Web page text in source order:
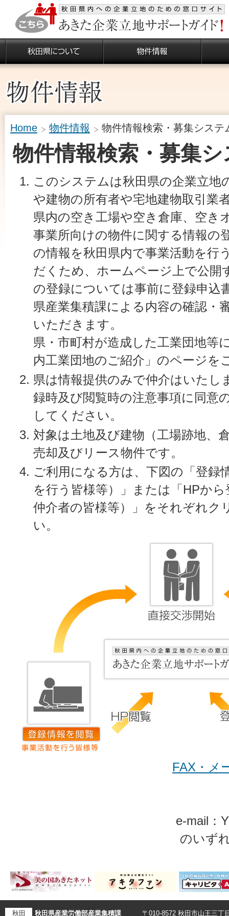
Home 物件情報 物件情報検索・募集システ
物件情報検索・募集
このシステムは秋田県の企業立地
や建物の所有者や宅地建物取引業
県内の空き工場や空き倉庫、空き
事業所向けの物件に関する情報の
の情報を秋田県内で事業活動を行
だくため、ホームページ上で公開
の登録については事前に登録申込
県産業集積課による内容の確認・
いただきます。
県・市町村が造成した工業団地等
内工業団地のご紹介」のページを
県は情報提供のみで仲介はいたし
録時及び閲覧時の注意事項に同意
してください。
対象は土地及び建物（工場跡地、
売却及びリース物件です。
ご利用になる方は、下図の「登録
を行う皆様等）」または「HPか
仲介者の皆様等）」をそれぞれク
い。
FAX・メ
e-mail：
のいず
秋田 秋田県産業労働部産業集積課 〒010-8572 秋田市山王三丁